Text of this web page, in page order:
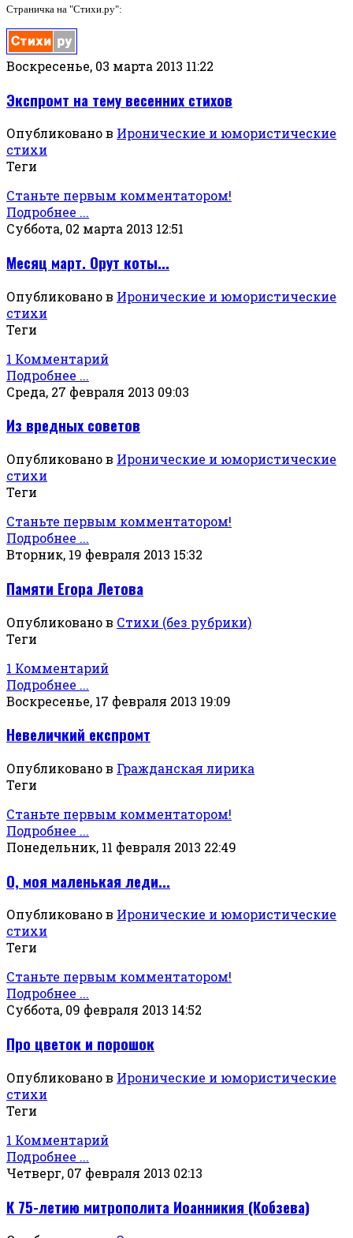
Страничка на "Стихи.ру":
Воскресенье, 03 марта 2013 11:22
Экспромт на тему весенних стихов
Опубликовано в Иронические и юмористические
стихи
Теги
Станьте первым комментатором!
Подробнее ...
Суббота, 02 марта 2013 12:51
Месяц март. Орут коты...
Опубликовано в Иронические и юмористические
стихи
Теги
1 Комментарий
Подробнее ...
Среда, 27 февраля 2013 09:03
Из вредных советов
Опубликовано в Иронические и юмористические
стихи
Теги
Станьте первым комментатором!
Подробнее ...
Вторник, 19 февраля 2013 15:32
Памяти Егора Летова
Опубликовано в Стихи (без рубрики)
Теги
1 Комментарий
Подробнее ...
Воскресенье, 17 февраля 2013 19:09
Невеличкий експромт
Опубликовано в Гражданская лирика
Теги
Станьте первым комментатором!
Подробнее ...
Понедельник, 11 февраля 2013 22:49
О, моя маленькая леди...
Опубликовано в Иронические и юмористические
стихи
Теги
Станьте первым комментатором!
Подробнее ...
Суббота, 09 февраля 2013 14:52
Про цветок и порошок
Опубликовано в Иронические и юмористические
стихи
Теги
1 Комментарий
Подробнее ...
Четверг, 07 февраля 2013 02:13
К 75-летию митрополита Иоанникия (Кобзева)